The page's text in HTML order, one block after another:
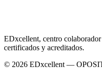
EDxcellent, centro
certificados y acreditados.
© 2026 EDxcellent —